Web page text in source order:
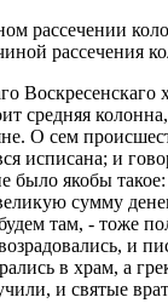
рассечении
рассечения
средняя
О сем
исписана; и
было якобы
сумму
там, - тоже
и
в храм, а
и святые